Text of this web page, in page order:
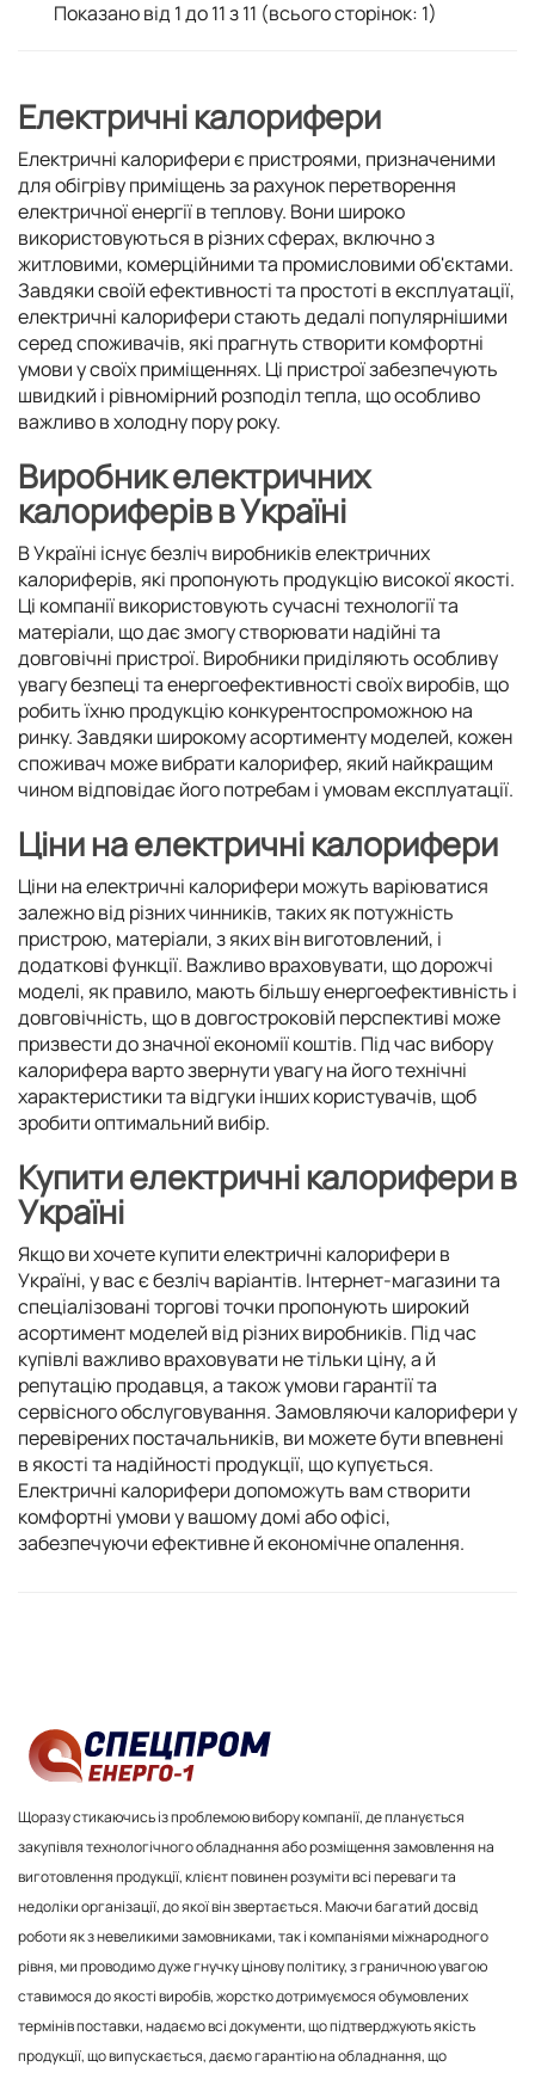
Показано від 1 до 11 з 11 (всього сторінок: 1)
Електричні калорифери
Електричні калорифери є пристроями, призначеними
для обігріву приміщень за рахунок перетворення
електричної енергії в теплову. Вони широко
використовуються в різних сферах, включно з
житловими, комерційними та промисловими об'єктами.
Завдяки своїй ефективності та простоті в експлуатації,
електричні калорифери стають дедалі популярнішими
серед споживачів, які прагнуть створити комфортні
умови у своїх приміщеннях. Ці пристрої забезпечують
швидкий і рівномірний розподіл тепла, що особливо
важливо в холодну пору року.
Виробник електричних
калориферів в Україні
В Україні існує безліч виробників електричних
калориферів, які пропонують продукцію високої якості.
Ці компанії використовують сучасні технології та
матеріали, що дає змогу створювати надійні та
довговічні пристрої. Виробники приділяють особливу
увагу безпеці та енергоефективності своїх виробів, що
робить їхню продукцію конкурентоспроможною на
ринку. Завдяки широкому асортименту моделей, кожен
споживач може вибрати калорифер, який найкращим
чином відповідає його потребам і умовам експлуатації.
Ціни на електричні калорифери
Ціни на електричні калорифери можуть варіюватися
залежно від різних чинників, таких як потужність
пристрою, матеріали, з яких він виготовлений, і
додаткові функції. Важливо враховувати, що дорожчі
моделі, як правило, мають більшу енергоефективність і
довговічність, що в довгостроковій перспективі може
призвести до значної економії коштів. Під час вибору
калорифера варто звернути увагу на його технічні
характеристики та відгуки інших користувачів, щоб
зробити оптимальний вибір.
Купити електричні калорифери в
Україні
Якщо ви хочете купити електричні калорифери в
Україні, у вас є безліч варіантів. Інтернет-магазини та
спеціалізовані торгові точки пропонують широкий
асортимент моделей від різних виробників. Під час
купівлі важливо враховувати не тільки ціну, а й
репутацію продавця, а також умови гарантії та
сервісного обслуговування. Замовляючи калорифери у
перевірених постачальників, ви можете бути впевнені
в якості та надійності продукції, що купується.
Електричні калорифери допоможуть вам створити
комфортні умови у вашому домі або офісі,
забезпечуючи ефективне й економічне опалення.
Щоразу стикаючись із проблемою вибору компанії, де планується
закупівля технологічного обладнання або розміщення замовлення на
виготовлення продукції, клієнт повинен розуміти всі переваги та
недоліки організації, до якої він звертається. Маючи багатий досвід
роботи як з невеликими замовниками, так і компаніями міжнародного
рівня, ми проводимо дуже гнучку цінову політику, з граничною увагою
ставимося до якості виробів, жорстко дотримуємося обумовлених
термінів поставки, надаємо всі документи, що підтверджують якість
продукції, що випускається, даємо гарантію на обладнання, що